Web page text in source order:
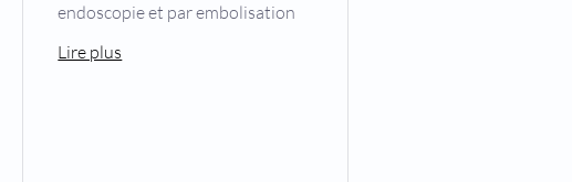
endoscopie et par embolisation
Lire plus